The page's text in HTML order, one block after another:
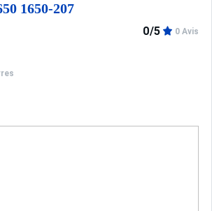
1650-207
0/5 0 Avis